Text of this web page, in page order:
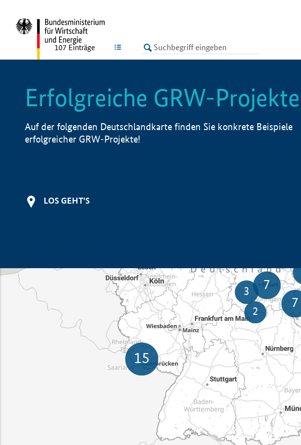
LISTE
107 Einträge
Erfolgreiche GRW-Projekte
Auf der folgenden Deutschlandkarte finden Sie konkrete Beispiele
erfolgreicher GRW-Projekte!
LOS GEHT'S